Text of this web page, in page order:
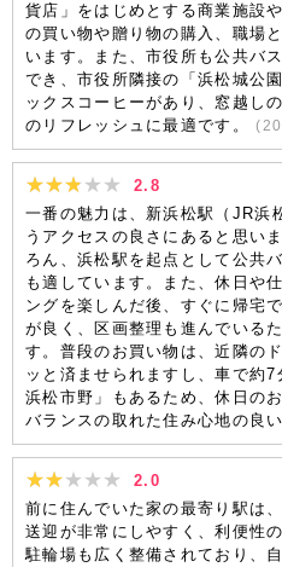
貨店」をはじめとする商業施設
の買い物や贈り物の購入、職場
います。また、市役所も公共バ
でき、市役所隣接の「浜松城公
ックスコーヒーがあり、窓越し
のリフレッシュに最適です。
(
2.8
一番の魅力は、新浜松駅（JR浜
うアクセスの良さにあると思い
ろん、浜松駅を起点として公共
も適しています。また、休日や
ングを楽しんだ後、すぐに帰宅
が良く、区画整理も進んでいる
す。普段のお買い物は、近隣の
ッと済ませられますし、車で約
浜松市野」もあるため、休日の
バランスの取れた住み心地の良い
2.0
前に住んでいた家の最寄り駅は
送迎が非常にしやすく、利便性
駐輪場も広く整備されており、